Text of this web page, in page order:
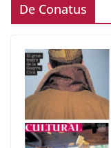
De Conatus